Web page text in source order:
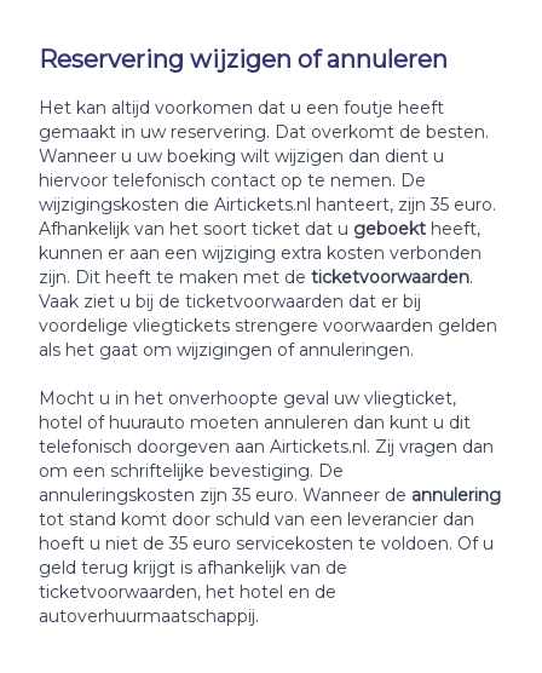
Reservering wijzigen of annuleren
Het kan altijd voorkomen dat u een foutje heeft
gemaakt in uw reservering. Dat overkomt de besten.
Wanneer u uw boeking wilt wijzigen dan dient u
hiervoor telefonisch contact op te nemen. De
wijzigingskosten die Airtickets.nl hanteert, zijn 35 euro.
Afhankelijk van het soort ticket dat u geboekt heeft,
kunnen er aan een wijziging extra kosten verbonden
zijn. Dit heeft te maken met de ticketvoorwaarden.
Vaak ziet u bij de ticketvoorwaarden dat er bij
voordelige vliegtickets strengere voorwaarden gelden
als het gaat om wijzigingen of annuleringen.
Mocht u in het onverhoopte geval uw vliegticket,
hotel of huurauto moeten annuleren dan kunt u dit
telefonisch doorgeven aan Airtickets.nl. Zij vragen dan
om een schriftelijke bevestiging. De
annuleringskosten zijn 35 euro. Wanneer de annulering
tot stand komt door schuld van een leverancier dan
hoeft u niet de 35 euro servicekosten te voldoen. Of u
geld terug krijgt is afhankelijk van de
ticketvoorwaarden, het hotel en de
autoverhuurmaatschappij.